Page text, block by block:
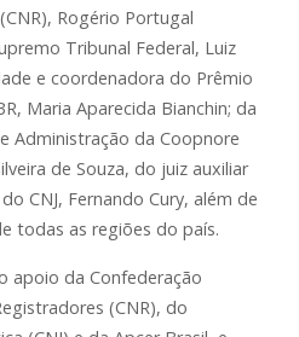
Rogério Portugal
Tribunal Federal, Luiz
e coordenadora do Prêmio
Maria Aparecida Bianchin; da
Administração da Coopnore
de Souza, do juiz auxiliar
CNJ, Fernando Cury, além de
todas as regiões do país.
apoio da Confederação
(CNR), do